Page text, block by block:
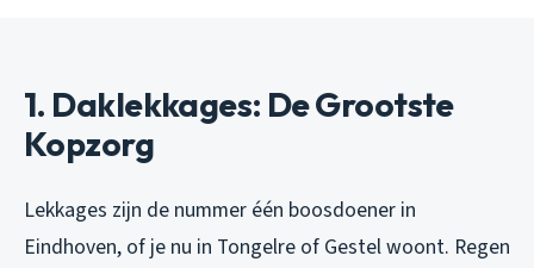
1. Daklekkages: De Grootste
Kopzorg
Lekkages zijn de nummer één boosdoener in
Eindhoven, of je nu in Tongelre of Gestel woont. Regen